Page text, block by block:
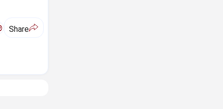
Share